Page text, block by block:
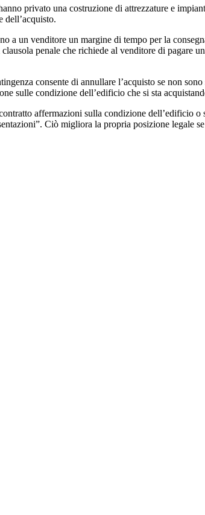
privato una costruzione di attrezzature e
dell’acquisto.
a un venditore un margine di tempo per la
penale che richiede al venditore di pagare
consente di annullare l’acquisto se non
sulle condizione dell’edificio che si sta
affermazioni sulla condizione dell’edificio
Ciò migliora la propria posizione legale